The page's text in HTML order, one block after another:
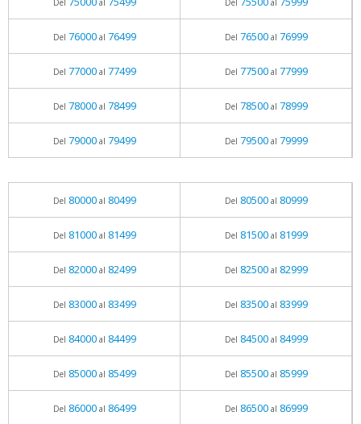
Del al Del al
Del 76000al 76499 Del 76500al 76999
Del 77000al 77499 Del 77500al 77999
Del 78000al 78499 Del 78500al 78999
Del 79000al 79499 Del 79500al 79999
Del 80000al 80499 Del 80500al 80999
Del 81000al 81499 Del 81500al 81999
Del 82000al 82499 Del 82500al 82999
Del 83000al 83499 Del 83500al 83999
Del 84000al 84499 Del 84500al 84999
Del 85000al 85499 Del 85500al 85999
Del 86000al 86499 Del 86500al 86999